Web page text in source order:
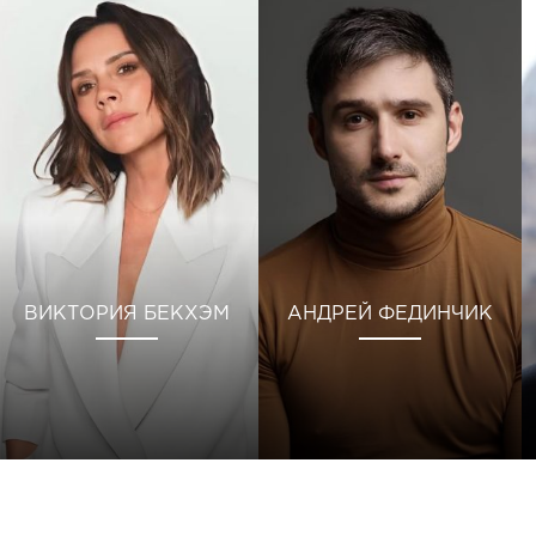
ВИКТОРИЯ БЕКХЭМ АНДРЕЙ ФЕДИНЧИК